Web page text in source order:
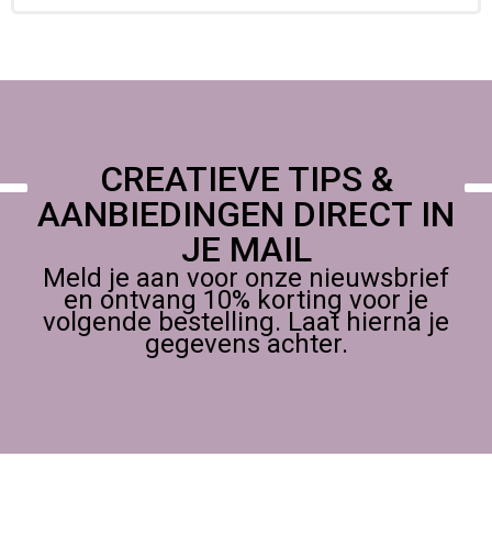
CREATIEVE TIPS &
AANBIEDINGEN DIRECT IN
JE MAIL
Meld je aan voor onze nieuwsbrief
en ontvang 10% korting voor je
volgende bestelling. Laat hierna je
gegevens achter.